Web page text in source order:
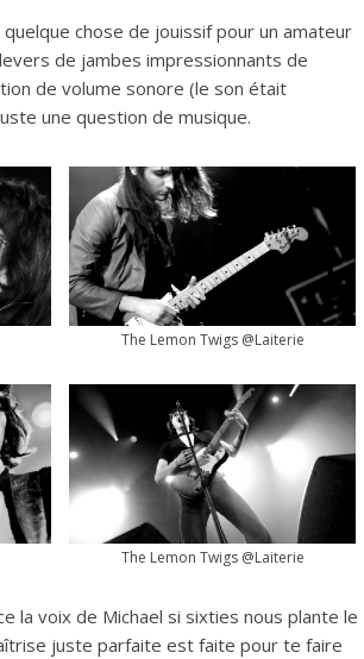
chose de jouissif pour un amateur
de jambes impressionnants de
de volume sonore (le son était
une question de musique.
The Lemon Twigs @Laiterie
The Lemon Twigs @Laiterie
la voix de Michael si sixties nous plante le
juste parfaite est faite pour te faire